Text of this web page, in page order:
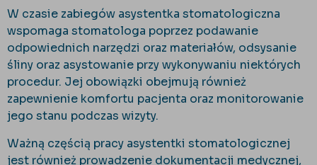
W czasie zabiegów asystentka stomatologiczna
wspomaga stomatologa poprzez podawanie
odpowiednich narzędzi oraz materiałów, odsysanie
śliny oraz asystowanie przy wykonywaniu niektórych
procedur. Jej obowiązki obejmują również
zapewnienie komfortu pacjenta oraz monitorowanie
jego stanu podczas wizyty.
Ważną częścią pracy asystentki stomatologicznej
jest również prowadzenie dokumentacji medycznej,